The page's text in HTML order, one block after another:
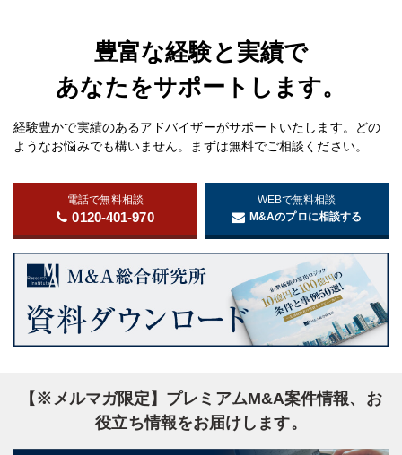
豊富な経験と実績で
あなたをサポートします。
経験豊かで実績のあるアドバイザーがサポートいたします。どの
ようなお悩みでも構いません。まずは無料でご相談ください。
電話で無料相談
0120-401-970
WEBで無料相談
M&Aのプロに相談する
【※メルマガ限定】プレミアムM&A案件情報、お
役立ち情報をお届けします。